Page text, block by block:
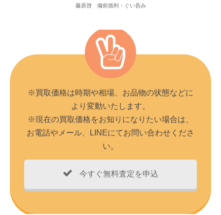
藤原啓 備前徳利・ぐい呑み
※買取価格は時期や相場、お品物の状態などに
より変動いたします。
※現在の買取価格をお知りになりたい場合は、
お電話やメール、LINEにてお問い合わせくださ
い。
今すぐ無料査定を申込